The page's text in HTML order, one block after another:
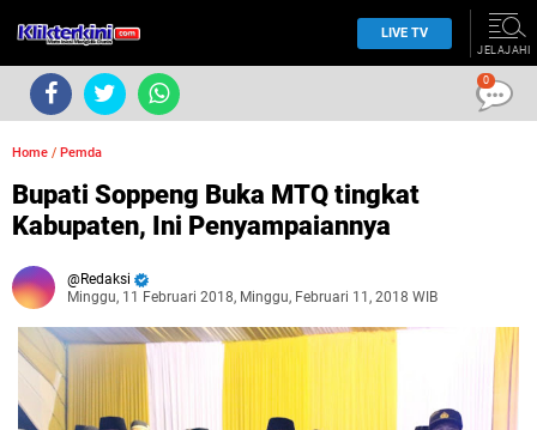
LIVE TV
JELAJAHI
Home / Pemda
Bupati Soppeng Buka MTQ tingkat
Kabupaten, Ini Penyampaiannya
Redaksi
Minggu, 11 Februari 2018, Minggu, Februari 11, 2018 WIB
0